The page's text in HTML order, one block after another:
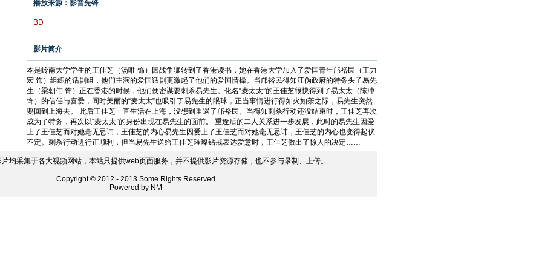
播放来源：影音先锋
BD
影片简介
本是岭南大学学生的王佳芝（汤唯 饰）因战争辗转到了香港读书，她在香港大学加入了爱国青年邝裕民（王力
宏 饰）组织的话剧组，他们主演的爱国话剧更激起了他们的爱国情操。当邝裕民得知汪伪政府的特务头子易先
生（梁朝伟 饰）正在香港的时候，他们便密谋要刺杀易先生。化名“麦太太”的王佳芝很快得到了易太太（陈冲
饰）的信任与喜爱，同时美丽的“麦太太”也吸引了易先生的眼球，正当事情进行得如火如荼之际，易先生突然
要回到上海去。 此后王佳芝一直生活在上海，没想到重遇了邝裕民。当得知刺杀行动还没结束时，王佳芝再次
成为了特务，再次以“麦太太”的身份出现在易先生的面前。 重逢后的二人关系进一步发展，此时的易先生因爱
上了王佳芝而对她毫无忌讳，王佳芝的内心易先生因爱上了王佳芝而对她毫无忌讳，王佳芝的内心也变得起伏
不定。刺杀行动进行正顺利，但当易先生送给王佳芝璀璨钻戒表达爱意时，王佳芝做出了惊人的决定……
均采集于各大视频网站，本站只提供web页面服务，并不提供影片资源存储，也不参与录制、上传。
Copyright © 2012 - 2013 Some Rights Reserved
Powered by NM